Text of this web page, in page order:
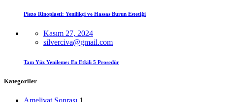
Piezo Rinoplasti: Yenilikçi ve Hassas Burun Estetiği
Kasım 27, 2024
silverciva@gmail.com
Tam Yüz Yenileme: En Etkili 5 Prosedür
Kategoriler
Ameliyat Sonrası 1